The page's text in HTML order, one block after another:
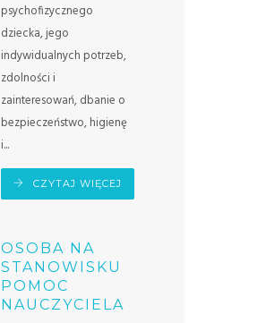
psychofizycznego
dziecka, jego
indywidualnych potrzeb,
zdolności i
zainteresowań, dbanie o
bezpieczeństwo, higienę
i...
CZYTAJ WIĘCEJ
OSOBA NA
STANOWISKU
POMOC
NAUCZYCIELA